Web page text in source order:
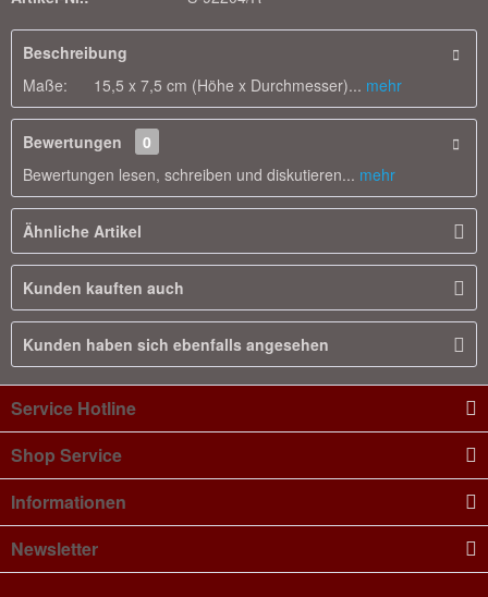
Beschreibung
Maße: 15,5 x 7,5 cm (Höhe x Durchmesser)... mehr
Bewertungen
0
Bewertungen lesen, schreiben und diskutieren... mehr
Ähnliche Artikel
Kunden kauften auch
Kunden haben sich ebenfalls angesehen
Service Hotline
Shop Service
Informationen
Newsletter